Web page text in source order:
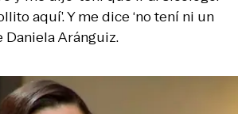
aquí’. Y me dice ‘no tení ni un
Daniela Aránguiz.